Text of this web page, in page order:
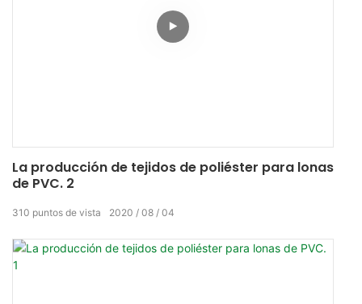
La producción de tejidos de poliéster para lonas
de PVC. 2
2020 08 04
310 puntos de vista